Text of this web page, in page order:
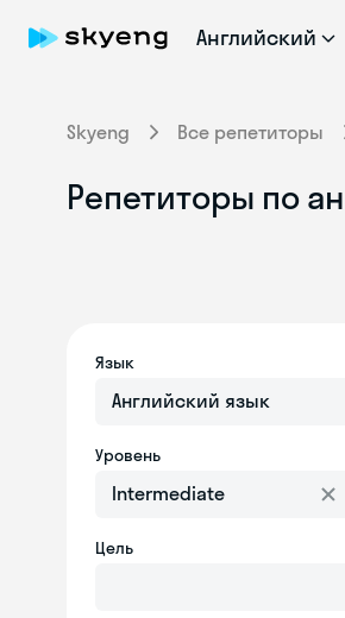
Английский
Skyeng Все репетиторы
Репетиторы по
Язык
Английский язык
Уровень
Intermediate
Цель